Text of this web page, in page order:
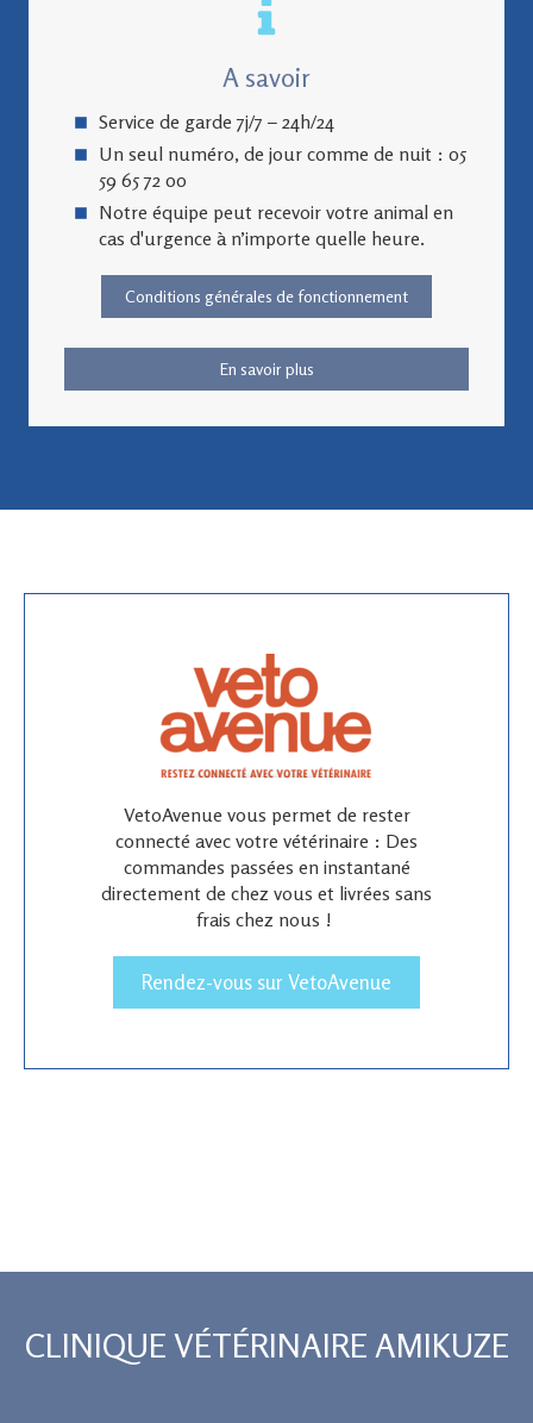
A savoir
Service de garde 7j/7 – 24h/24
Un seul numéro, de jour comme de nuit : 05
59 65 72 00
Notre équipe peut recevoir votre animal en
cas d'urgence à n’importe quelle heure.
Conditions générales de fonctionnement
En savoir plus
VetoAvenue vous permet de rester
connecté avec votre vétérinaire : Des
commandes passées en instantané
directement de chez vous et livrées sans
frais chez nous !
Rendez-vous sur VetoAvenue
CLINIQUE VÉTÉRINAIRE AMIKUZE